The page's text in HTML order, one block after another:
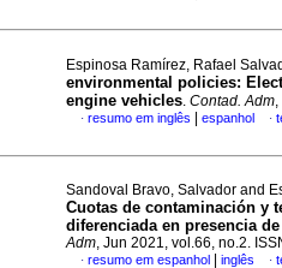
Espinosa Ramírez, Rafael
environmental policies:
engine vehicles. Contad. Adm
· resumo em inglês espanhol ·
Sandoval Bravo, Salvador and
Cuotas de contaminación y
diferenciada en presencia
Adm, Jun 2021, vol.66, no.2.
· resumo em espanhol inglês ·